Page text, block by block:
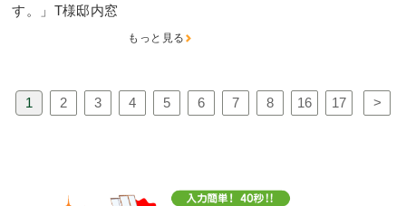
す。」T様邸内窓
もっと見る
1 2 3 4 5 6 7 8 16 17 >